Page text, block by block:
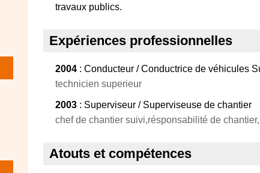
travaux publics.
Expériences professionnelles
2004 : Conducteur / Conductrice de véhicules
technicien superieur
2003 : Superviseur / Superviseuse de chantier
chef de chantier suivi,résponsabilité de chantier,
Atouts et compétences